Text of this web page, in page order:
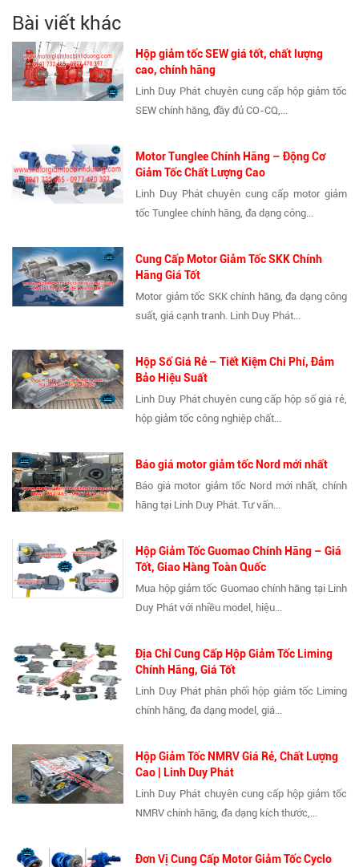
Bài viết khác
Hộp giảm tốc SEW giá tốt, chất lượng
cao, chính hãng
Linh Duy Phát chuyên cung cấp hộp giảm tốc
SEW chính hãng, đầy đủ CO-CQ,...
Motor Tunglee Chính Hãng – Động Cơ
Giảm Tốc Chất Lượng Cao
Linh Duy Phát chuyên cung cấp motor giảm
tốc Tunglee chính hãng, đa dạng công...
Cung Cấp Motor Giảm Tốc SKK Chính
Hãng Giá Tốt
Motor giảm tốc SKK chính hãng, đa dạng công
suất, giá cạnh tranh. Linh Duy Phát...
Hộp Số Giá Rẻ – Tiết Kiệm Chi Phí, Đảm
Bảo Hiệu Suất
Linh Duy Phát chuyên cung cấp hộp số giá rẻ,
hộp giảm tốc công nghiệp chất...
Báo giá motor giảm tốc Nord mới nhất
Báo giá motor giảm tốc Nord mới nhất, chính
hãng tại Linh Duy Phát. Tư vấn...
Hộp Giảm Tốc Guomao Chính Hãng – Giá
Tốt, Giao Hàng Toàn Quốc
Mua hộp giảm tốc Guomao chính hãng tại Linh
Duy Phát với nhiều model, hiệu...
Địa Chỉ Cung Cấp Hộp Giảm Tốc Liming
Chính Hãng, Giá Tốt
Linh Duy Phát phân phối hộp giảm tốc Liming
chính hãng, đa dạng model, giá...
Hộp Giảm Tốc NMRV Giá Rẻ, Chất Lượng
Cao | Linh Duy Phát
Linh Duy Phát chuyên cung cấp hộp giảm tốc
NMRV chính hãng, đa dạng kích thước,...
Đơn Vị Cung Cấp Motor Giảm Tốc Cyclo